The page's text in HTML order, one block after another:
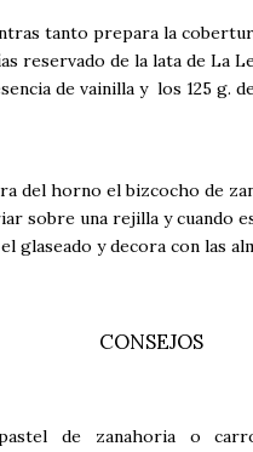
tanto prepara la
reservado de la lata de La
de vainilla y los 125 g.
del horno el bizcocho de
sobre una rejilla y cuando
glaseado y decora con las
CONSEJOS
de zanahoria o